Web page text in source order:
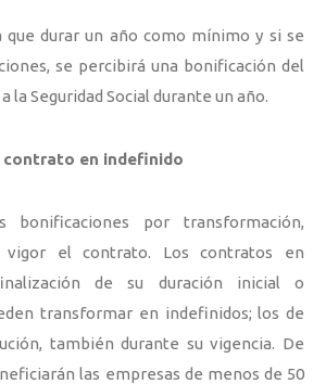
durar un año como mínimo y si se
se percibirá una bonificación del
la Seguridad Social durante un año.
contrato en indefinido
bonificaciones por transformación,
el contrato. Los contratos en
de su duración inicial o
transformar en indefinidos; los de
también durante su vigencia. De
las empresas de menos de 50